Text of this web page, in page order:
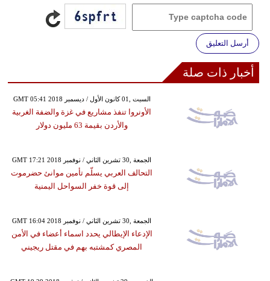
أرسل التعليق
أخبار ذات صلة
GMT 05:41 2018 السبت ,01 كانون الأول / ديسمبر
الأونروا تنفذ مشاريع في غزة والضفة الغربية
والأردن بقيمة 63 مليون دولار
GMT 17:21 2018 الجمعة ,30 تشرين الثاني / نوفمبر
التحالف العربي يسلّم تأمين موانئ حضرموت
إلى قوة خفر السواحل اليمنية
GMT 16:04 2018 الجمعة ,30 تشرين الثاني / نوفمبر
الإدعاء الإيطالي يحدد اسماء أعضاء في الأمن
المصري كمشتبه بهم في مقتل ريجيني